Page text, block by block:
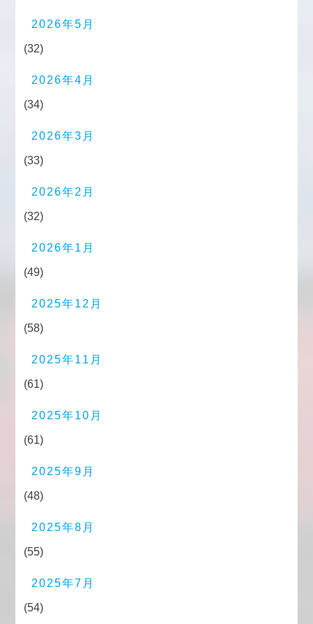
2026年5月
(32)
2026年4月
(34)
2026年3月
(33)
2026年2月
(32)
2026年1月
(49)
2025年12月
(58)
2025年11月
(61)
2025年10月
(61)
2025年9月
(48)
2025年8月
(55)
2025年7月
(54)